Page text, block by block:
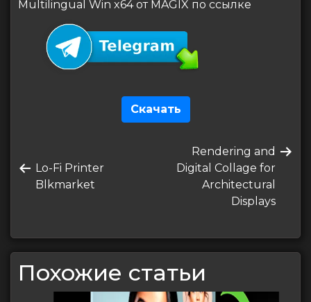
Multilingual Win x64 от MAGIX по ссылке
Скачать
по
записям
Предыдущая
запись
Lo-Fi Printer
Blkmarket
Следующая
запись
Rendering and
Digital Collage for
Architectural
Displays
Похожие статьи